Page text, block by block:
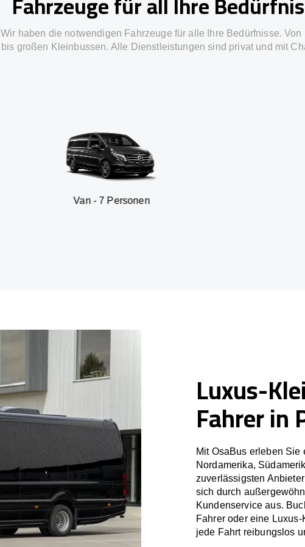
Wir haben die notwendigen Fahrzeuge für alle Ihre Bedürfnisse. Von
bis großen Kleinbussen. Alle Dienstleistungen sind privat und mit
Van - 7 Personen SUV - 3
Luxus-
Fahrer in
Mit OsaBus erleben
Nordamerika,
zuverlässigsten
sich durch
Kundenservice aus.
Fahrer oder eine
jede Fahrt reibungslos